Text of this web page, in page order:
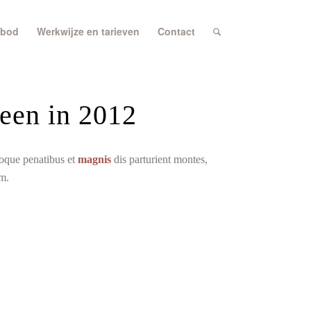
Werkwijze en tarieven Contact
in 2012
penatibus etmagnis dis parturient montes,